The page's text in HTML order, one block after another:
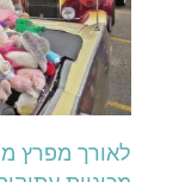
לאורך מפרץ